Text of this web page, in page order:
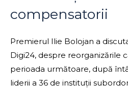
compensatorii
Premierul Ilie Bolojan a
Digi24, despre reorganizările
perioada următoare, după
liderii a 36 de instituții